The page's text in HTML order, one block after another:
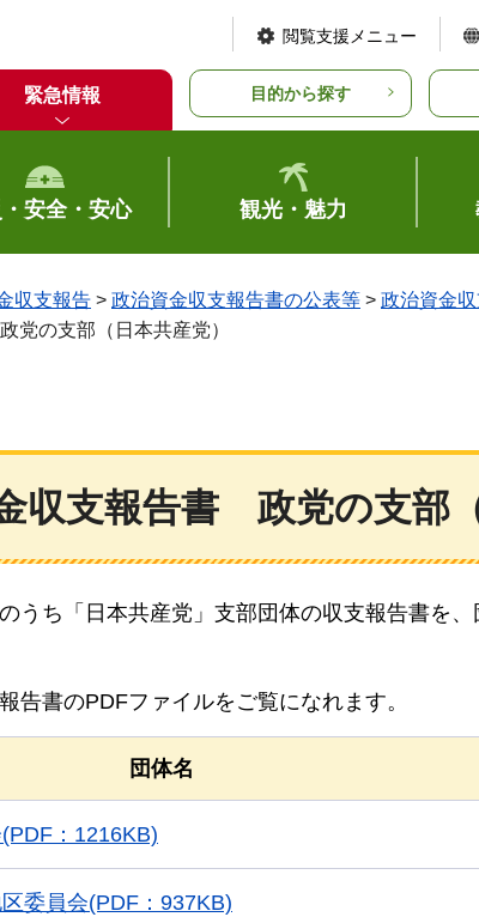
閲覧支援メニュー
緊急情報 目的から探す
・安全・安心 観光・魅力
収支報告 > 政治資金収支報告書の公表等 > 政治資金
党の支部（日本共産党）
収支報告書 政党の支部
うち「日本共産党」支部団体の収支報告書を
告書のPDFファイルをご覧になれます。
団体名
：1216KB)
委員会(PDF：937KB)